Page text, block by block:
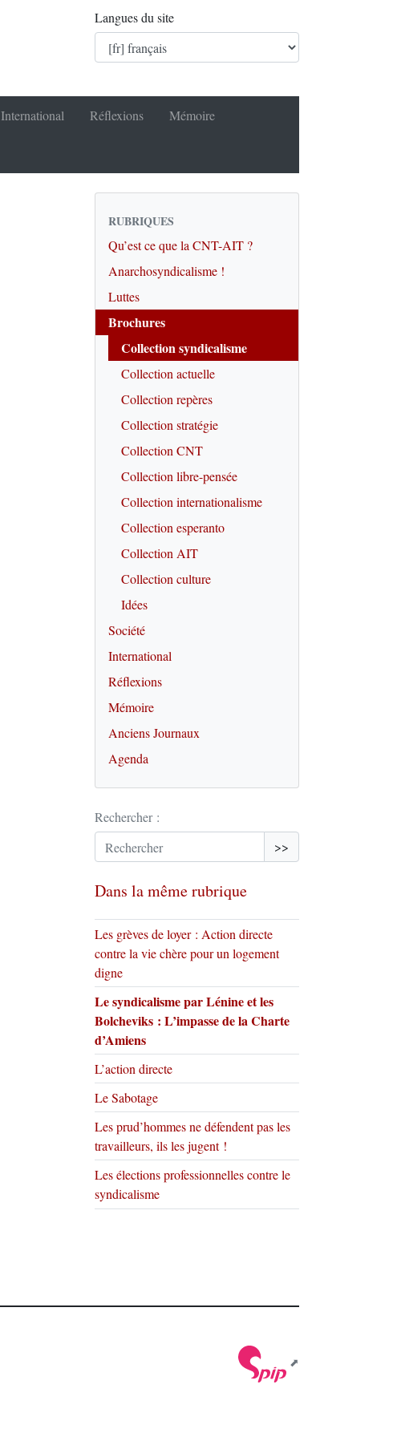
Langues du site
International Réflexions Mémoire
RUBRIQUES
Qu’est ce que la CNT-AIT ?
Anarchosyndicalisme !
Luttes
Brochures
Collection syndicalisme
Collection actuelle
Collection repères
Collection stratégie
Collection CNT
Collection libre-pensée
Collection internationalisme
Collection esperanto
Collection AIT
Collection culture
Idées
Société
International
Réflexions
Mémoire
Anciens Journaux
Agenda
Rechercher :
>>
Dans la même rubrique
Les grèves de loyer : Action directe
contre la vie chère pour un logement
digne
Le syndicalisme par Lénine et les
Bolcheviks : L’impasse de la Charte
d’Amiens
L’action directe
Le Sabotage
Les prud’hommes ne défendent pas les
travailleurs, ils les jugent !
Les élections professionnelles contre le
syndicalisme